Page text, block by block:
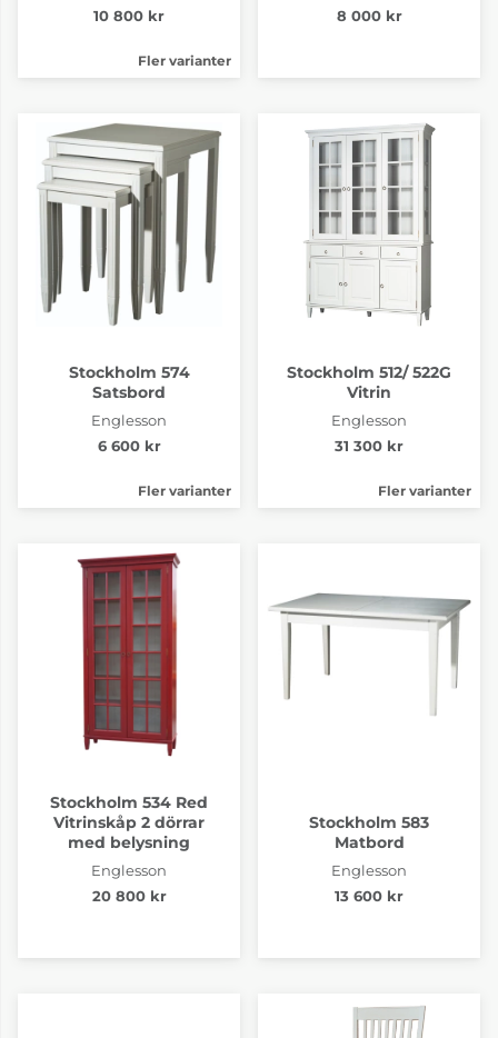
10 800 kr
Fler varianter
8 000 kr
Stockholm 574
Satsbord
Englesson
6 600 kr
Fler varianter
Stockholm 512/ 522G
Vitrin
Englesson
31 300 kr
Fler varianter
Stockholm 534 Red
Vitrinskåp 2 dörrar
med belysning
Englesson
20 800 kr
Stockholm 583
Matbord
Englesson
13 600 kr